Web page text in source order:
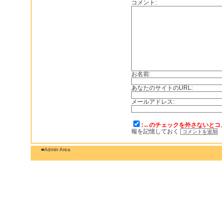
コメント:
お名前:
あなたのサイトのURL:
メールアドレス:
:←のチェックを外さないと
報を記憶しておく
■Admin Area